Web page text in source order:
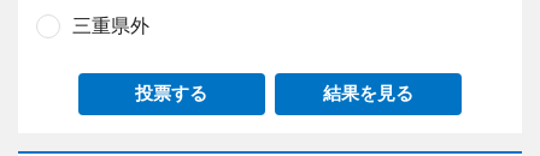
三重県外
投票する 結果を見る